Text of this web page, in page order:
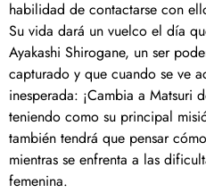
habilidad de contactarse con
Su vida dará un vuelco el día
Ayakashi Shirogane, un ser
capturado y que cuando se ve
inesperada: ¡Cambia a Matsuri
teniendo como su principal
también tendrá que pensar
mientras se enfrenta a las
femenina.